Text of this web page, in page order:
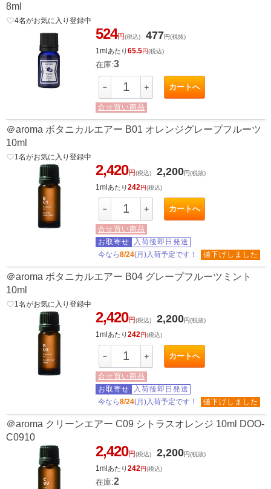
8ml
favorite_border4名がお気に入り登録中
524円(税込) 477円(税抜)
1mlあたり65.5円(税込)
在庫:3
－ ＋ カートへ
合せ買い商品
＠aroma ボタニカルエアー B01 オレンジグレープフルーツ
10ml
favorite_border1 名がお気に入り登録中
2,420円(税込) 2,200円(税抜)
1mlあたり242円(税込)
－ ＋ カートへ
合せ買い商品
お取寄せ
入荷後即日発送
今なら8/24(月)入荷予定です！ 値下げしました
＠aroma ボタニカルエアー B04 グレープフルーツミント
10ml
favorite_border1 名がお気に入り登録中
2,420円(税込) 2,200円(税抜)
1mlあたり242円(税込)
－ ＋ カートへ
合せ買い商品
お取寄せ
入荷後即日発送
今なら8/24(月)入荷予定です！ 値下げしました
＠aroma クリーンエアー C09 シトラスオレンジ 10ml DOO-
C0910
2,420円(税込) 2,200円(税抜)
1mlあたり242円(税込)
在庫:2